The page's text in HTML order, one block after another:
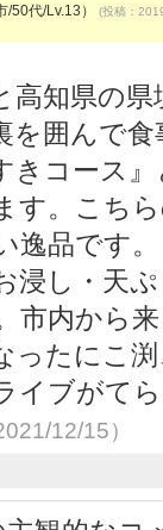
/50代/Lv.13） (投稿：
高知県の
を囲んで
きコース
す。こち
逸品です
浸し・天
市内から
ったにこ
イブがて
12/15）